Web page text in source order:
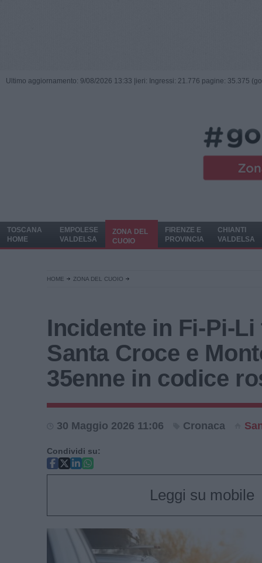
Ultimo aggiornamento: 9/08/2026 13:33 | ieri: Ingressi: 21.776 pagine: 35.375
TOSCANA
HOME
EMPOLESE
VALDELSA
ZONA DEL
CUOIO
FIRENZE E
PROVINCIA
CHIANTI
VALDELSA
HOME ZONA DEL CUOIO
Incidente in Fi-Pi-Li
Santa Croce e
35enne in codice
30 Maggio 2026 11:06 Cronaca
Condividi su:
Leggi su mobile